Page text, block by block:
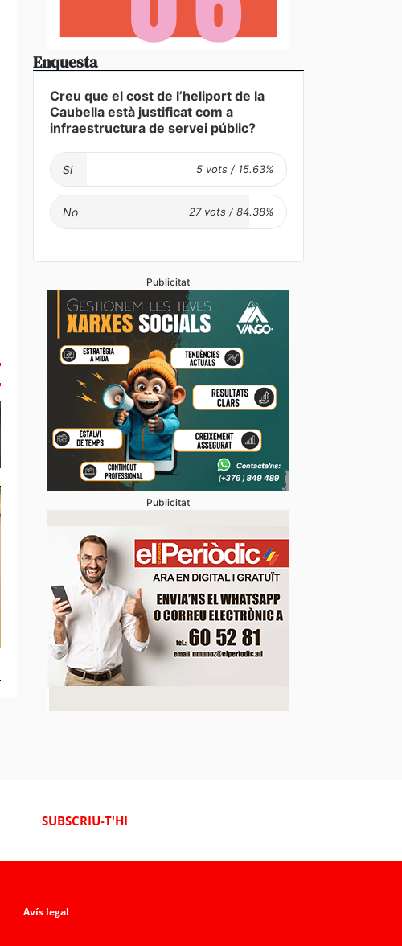
La compravenda d’immobles baixa gairebé un 12%
operacions retrocedeix un 17,3%
Enquesta
Creu que el cost de l’heliport de la
Caubella està justificat com a
infraestructura de servei públic?
Si
No
Publicitat
Publicitat
SUBSCRIU-T'HI
Avís legal